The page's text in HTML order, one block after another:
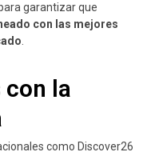
garantizar que
con las mejores
la
como Discover26